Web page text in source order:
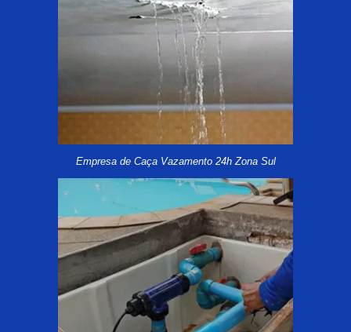
Empresa de Caça Vazamento 24h Zona Sul